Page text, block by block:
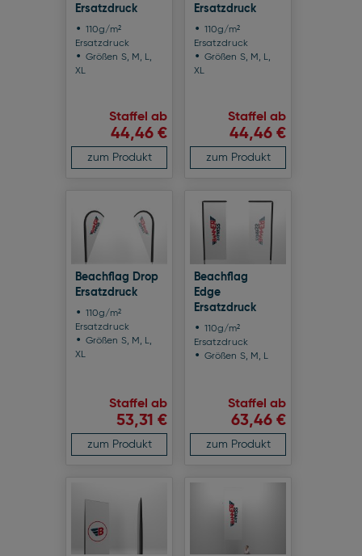
Ersatzdruck
110g/m²
Ersatzdruck
Größen S, M, L,
XL
Staffel ab
44,46 €
zum Produkt
Ersatzdruck
110g/m²
Ersatzdruck
Größen S, M, L,
XL
Staffel ab
44,46 €
zum Produkt
Beachflag Drop
Ersatzdruck
110g/m²
Ersatzdruck
Größen S, M, L,
XL
Staffel ab
53,31 €
zum Produkt
Beachflag
Edge
Ersatzdruck
110g/m²
Ersatzdruck
Größen S, M, L
Staffel ab
63,46 €
zum Produkt